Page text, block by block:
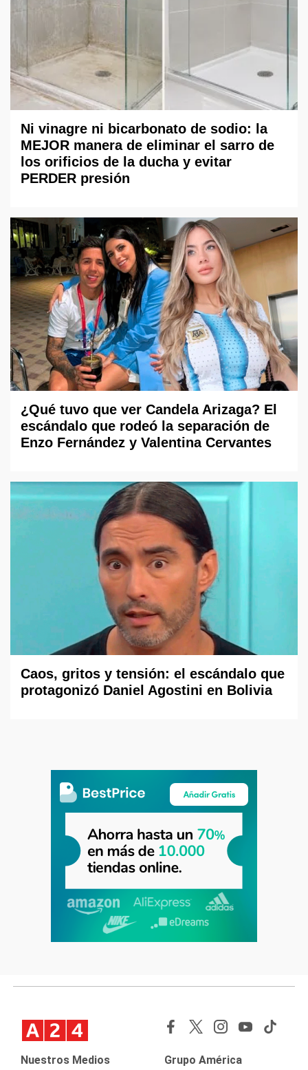
Ni vinagre ni bicarbonato de sodio: la
MEJOR manera de eliminar el sarro de
los orificios de la ducha y evitar
PERDER presión
¿Qué tuvo que ver Candela Arizaga? El
escándalo que rodeó la separación de
Enzo Fernández y Valentina Cervantes
Caos, gritos y tensión: el escándalo que
protagonizó Daniel Agostini en Bolivia
Nuestros Medios Grupo América